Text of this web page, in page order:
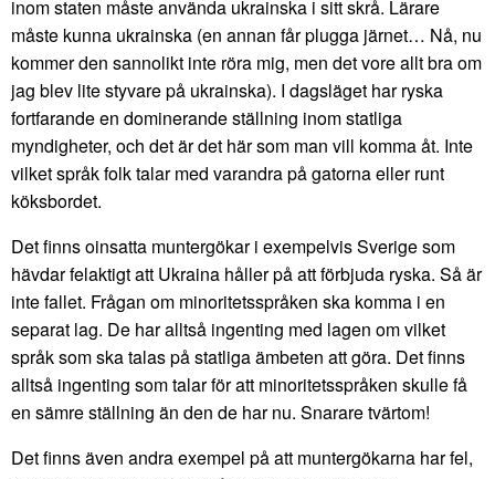
inom staten måste använda ukrainska i sitt skrå. Lärare
måste kunna ukrainska (en annan får plugga järnet… Nå, nu
kommer den sannolikt inte röra mig, men det vore allt bra om
jag blev lite styvare på ukrainska). I dagsläget har ryska
fortfarande en dominerande ställning inom statliga
myndigheter, och det är det här som man vill komma åt. Inte
vilket språk folk talar med varandra på gatorna eller runt
köksbordet.
Det finns oinsatta muntergökar i exempelvis Sverige som
hävdar felaktigt att Ukraina håller på att förbjuda ryska. Så är
inte fallet. Frågan om minoritetsspråken ska komma i en
separat lag. De har alltså ingenting med lagen om vilket
språk som ska talas på statliga ämbeten att göra. Det finns
alltså ingenting som talar för att minoritetsspråken skulle få
en sämre ställning än den de har nu. Snarare tvärtom!
Det finns även andra exempel på att muntergökarna har fel,